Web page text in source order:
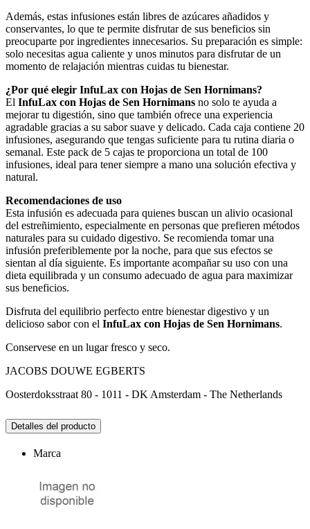
Además, estas infusiones están libres de azúcares añadidos y
conservantes, lo que te permite disfrutar de sus beneficios sin
preocuparte por ingredientes innecesarios. Su preparación es simple:
solo necesitas agua caliente y unos minutos para disfrutar de un
momento de relajación mientras cuidas tu bienestar.
¿Por qué elegir InfuLax con Hojas de Sen Hornimans?
El InfuLax con Hojas de Sen Hornimans no solo te ayuda a
mejorar tu digestión, sino que también ofrece una experiencia
agradable gracias a su sabor suave y delicado. Cada caja contiene 20
infusiones, asegurando que tengas suficiente para tu rutina diaria o
semanal. Este pack de 5 cajas te proporciona un total de 100
infusiones, ideal para tener siempre a mano una solución efectiva y
natural.
Recomendaciones de uso
Esta infusión es adecuada para quienes buscan un alivio ocasional
del estreñimiento, especialmente en personas que prefieren métodos
naturales para su cuidado digestivo. Se recomienda tomar una
infusión preferiblemente por la noche, para que sus efectos se
sientan al día siguiente. Es importante acompañar su uso con una
dieta equilibrada y un consumo adecuado de agua para maximizar
sus beneficios.
Disfruta del equilibrio perfecto entre bienestar digestivo y un
delicioso sabor con el InfuLax con Hojas de Sen Hornimans.
Conservese en un lugar fresco y seco.
JACOBS DOUWE EGBERTS
Oosterdoksstraat 80 - 1011 - DK Amsterdam - The Netherlands
Detalles del producto
Marca